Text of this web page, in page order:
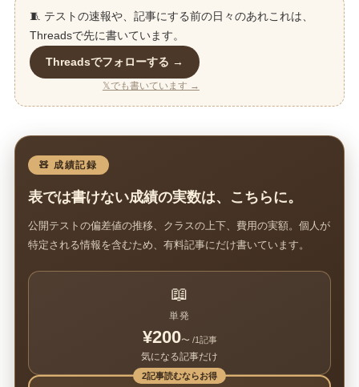
🧵 テストの速報や、記事にする前の日々のあれこれは、
Threadsで先に書いています。
Threadsでフォローする →
𝕏でも書いています →
🧸 成績記録
表では書けない成績の実数は、こちらに。
公開テストの偏差値の推移、クラスの上下、費用の実額。個人が
特定される情報を含むため、有料記事にだけ書いています。
📖
単発
¥200〜 /1記事
気になる記事だけ
2記事読むならお得